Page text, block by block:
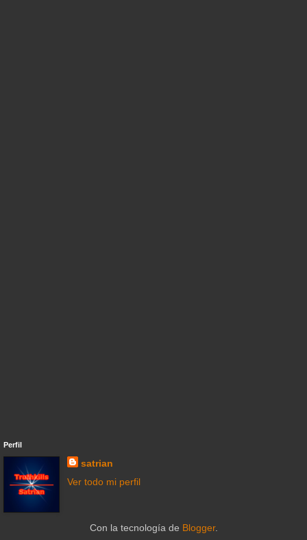
Perfil
satrian
Ver todo mi perfil
Con la tecnología de Blogger.